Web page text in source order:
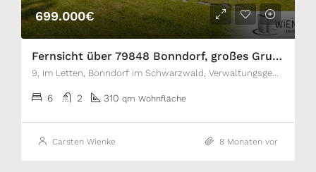
699.000€
Fernsicht über 79848 Bonndorf, großes Grundstück, Pelletheizung, Kaminofen, Einliegerwohnung im Kellergeschoss
9, Im Letten, Bonndorf im Schwarzwald, Verwaltungsgemeinschaft Bonndorf im Schwarzwald, Landkreis Waldshut, Baden-Württemberg, 79848, Deutschland
6 2 310 qm Wohnfläche
Carsten Wienke 8 Monaten vor